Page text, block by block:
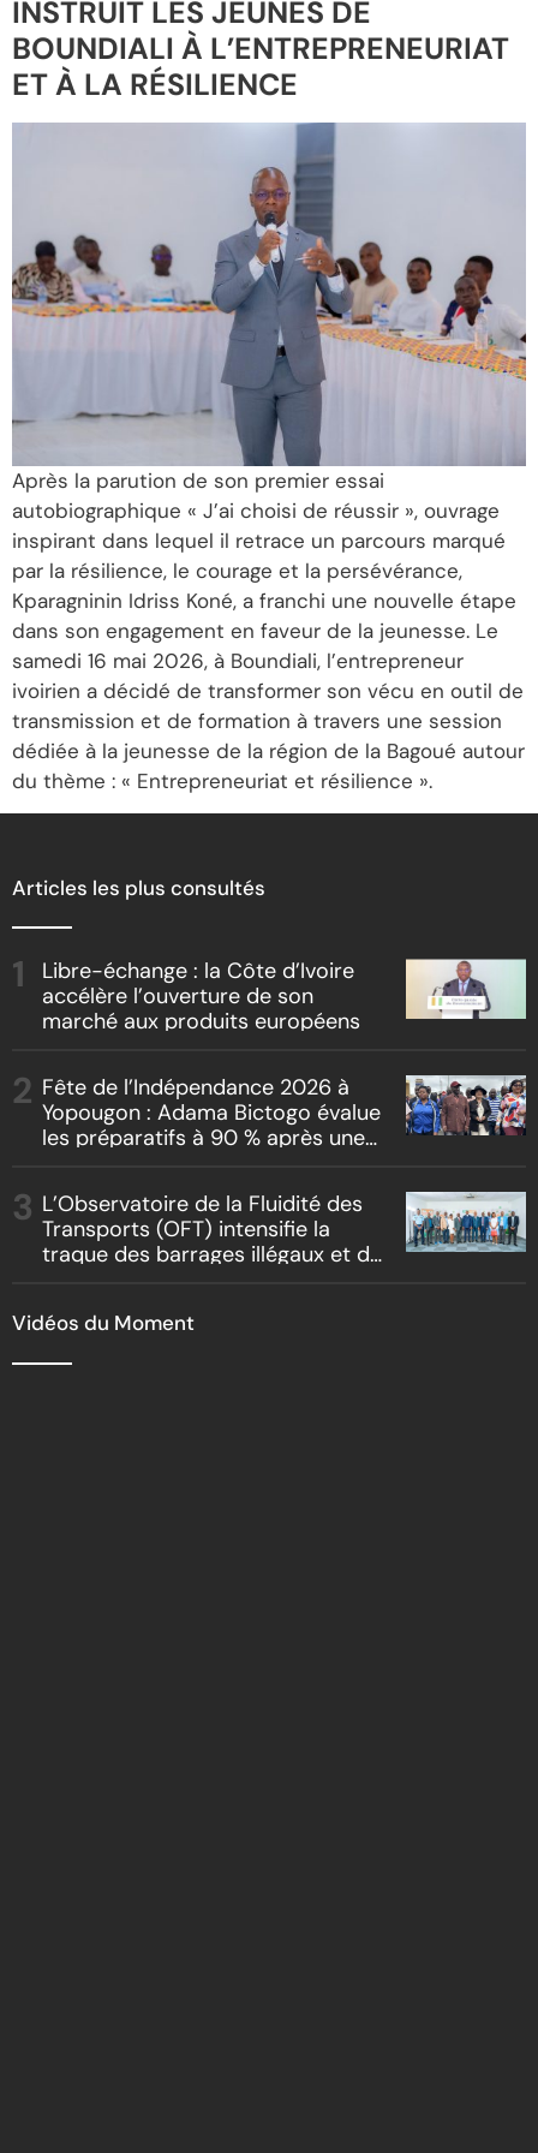
INSTRUIT LES JEUNES DE
BOUNDIALI À L’ENTREPRENEURIAT
ET À LA RÉSILIENCE
Après la parution de son premier essai
autobiographique « J’ai choisi de réussir », ouvrage
inspirant dans lequel il retrace un parcours marqué
par la résilience, le courage et la persévérance,
Kparagninin Idriss Koné, a franchi une nouvelle étape
dans son engagement en faveur de la jeunesse. Le
samedi 16 mai 2026, à Boundiali, l’entrepreneur
ivoirien a décidé de transformer son vécu en outil de
transmission et de formation à travers une session
dédiée à la jeunesse de la région de la Bagoué autour
du thème : « Entrepreneuriat et résilience ».
Articles les plus consultés
Libre-échange : la Côte d’Ivoire
accélère l’ouverture de son
marché aux produits européens
Fête de l’Indépendance 2026 à
Yopougon : Adama Bictogo évalue
les préparatifs à 90 % après une
L’Observatoire de la Fluidité des
Transports (OFT) intensifie la
traque des barrages illégaux et du
Vidéos du Moment